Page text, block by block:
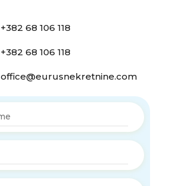
+382 68 106 118
+382 68 106 118
office@eurusnekretnine.com